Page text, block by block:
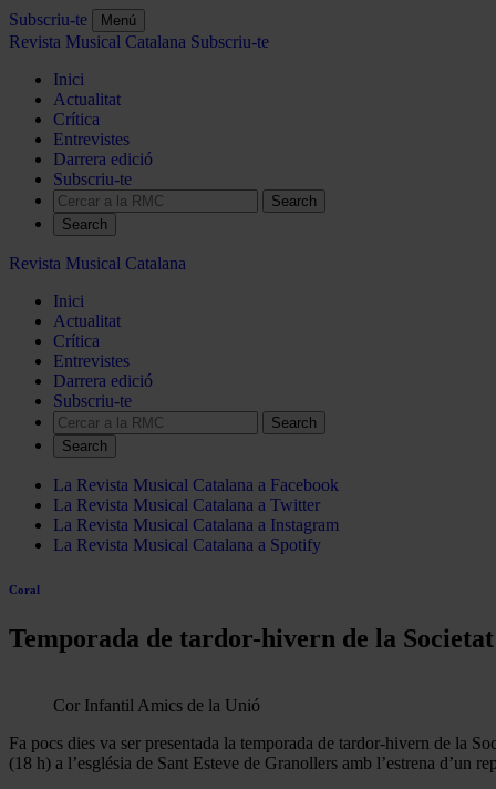
Subscriu-te Menú
Revista Musical Catalana Subscriu-te
Inici
Actualitat
Crítica
Entrevistes
Darrera edició
Subscriu-te
Search
Revista Musical Catalana
Inici
Actualitat
Crítica
Entrevistes
Darrera edició
Subscriu-te
Search
La Revista Musical Catalana a Facebook
La Revista Musical Catalana a Twitter
La Revista Musical Catalana a Instagram
La Revista Musical Catalana a Spotify
Coral
Temporada de tardor-hivern de la
Cor Infantil Amics de la Unió
Fa pocs dies va ser presentada la temporada de tardor-hivern de la
(18 h) a l’església de Sant Esteve de Granollers amb l’estrena